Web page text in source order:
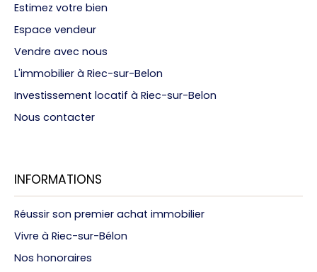
Estimez votre bien
Espace vendeur
Vendre avec nous
L'immobilier à Riec-sur-Belon
Investissement locatif à Riec-sur-Belon
Nous contacter
INFORMATIONS
Réussir son premier achat immobilier
Vivre à Riec-sur-Bélon
Nos honoraires